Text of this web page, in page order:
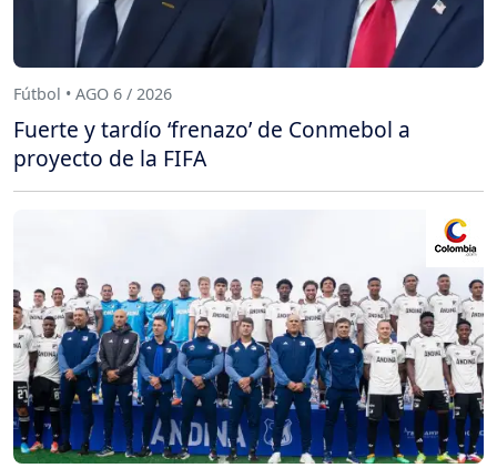
Fútbol • AGO 6 / 2026
Fuerte y tardío ‘frenazo’ de Conmebol a
proyecto de la FIFA